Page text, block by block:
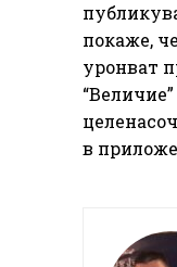
покаже,
уронват
в